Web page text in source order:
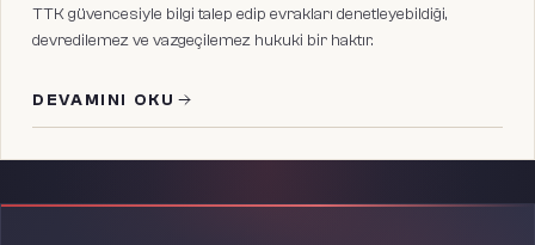
TTK güvencesiyle bilgi talep edip evrakları denetleyebildiği,
devredilemez ve vazgeçilemez hukuki bir haktır.
DEVAMINI OKU